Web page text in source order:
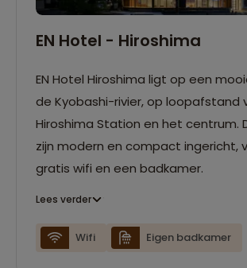
EN Hotel - Hiroshima
EN Hotel Hiroshima ligt op een
de Kyobashi-rivier, op loopafstand
Hiroshima Station en het centrum.
zijn modern en compact ingericht,
gratis wifi en een badkamer.
Lees verder
Wifi Eigen badkamer